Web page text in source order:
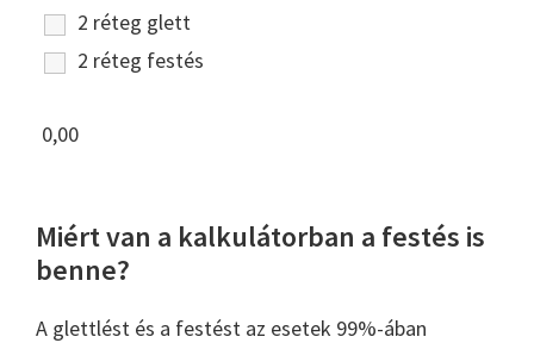
2 réteg glett
2 réteg festés
0,00
Miért van a kalkulátorban a festés is
benne?
A glettlést és a festést az esetek 99%-ában